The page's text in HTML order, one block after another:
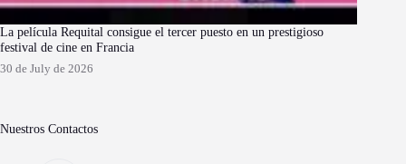
La película Requital consigue el tercer puesto en un prestigioso
festival de cine en Francia
30 de July de 2026
Nuestros Contactos